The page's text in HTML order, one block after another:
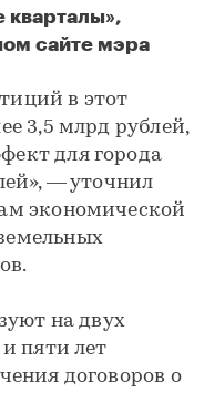
кварталы»,
сайте мэра
в этот
3,5 млрд рублей,
для города
— уточнил
экономической
на двух
пяти лет
договоров о